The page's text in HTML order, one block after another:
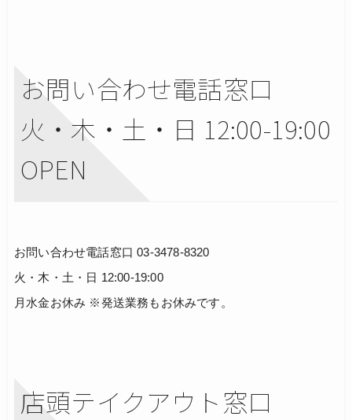
お問い合わせ電話窓口
火・木・土・日 12:00-19:00
OPEN
お問い合わせ電話窓口 03-3478-8320
火・木・土・日 12:00-19:00
月水金お休み ※発送業務もお休みです。
店頭テイクアウト窓口